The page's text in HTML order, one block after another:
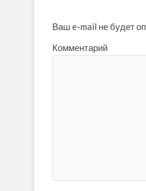
Ваш e-mail не будет
Комментарий